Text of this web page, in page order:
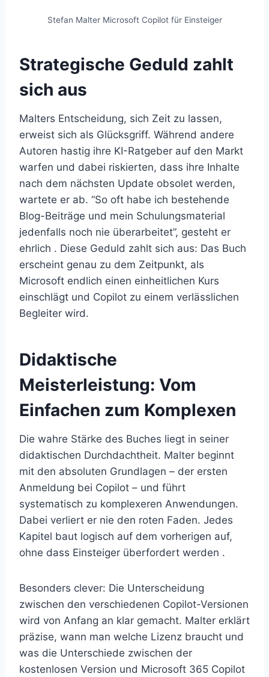
Stefan Malter Microsoft Copilot für Einsteiger
Strategische Geduld zahlt
sich aus
Malters Entscheidung, sich Zeit zu lassen,
erweist sich als Glücksgriff. Während andere
Autoren hastig ihre KI-Ratgeber auf den Markt
warfen und dabei riskierten, dass ihre Inhalte
nach dem nächsten Update obsolet werden,
wartete er ab. “So oft habe ich bestehende
Blog-Beiträge und mein Schulungsmaterial
jedenfalls noch nie überarbeitet”, gesteht er
ehrlich . Diese Geduld zahlt sich aus: Das Buch
erscheint genau zu dem Zeitpunkt, als
Microsoft endlich einen einheitlichen Kurs
einschlägt und Copilot zu einem verlässlichen
Begleiter wird.
Didaktische
Meisterleistung: Vom
Einfachen zum Komplexen
Die wahre Stärke des Buches liegt in seiner
didaktischen Durchdachtheit. Malter beginnt
mit den absoluten Grundlagen – der ersten
Anmeldung bei Copilot – und führt
systematisch zu komplexeren Anwendungen.
Dabei verliert er nie den roten Faden. Jedes
Kapitel baut logisch auf dem vorherigen auf,
ohne dass Einsteiger überfordert werden .
Besonders clever: Die Unterscheidung
zwischen den verschiedenen Copilot-Versionen
wird von Anfang an klar gemacht. Malter erklärt
präzise, wann man welche Lizenz braucht und
was die Unterschiede zwischen der
kostenlosen Version und Microsoft 365 Copilot